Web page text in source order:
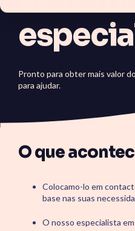
SmartForward AI
Outline your AI future to
install a clear blueprint for
workflows, AI agents, and
SmartAMS
Application Management
Services driving stability
Pronto para obter mais valor
para ajudar.
O que
Colocamo-lo em
base nas suas
O nosso especialista